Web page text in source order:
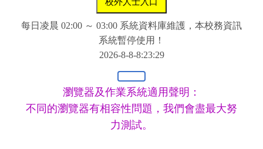
每日凌晨 02:00 ～ 03:00 系統資料庫維護，本校務資訊
系統暫停使用！
2026-8-8-8:23:29
瀏覽器及作業系統適用聲明：
不同的瀏覽器有相容性問題，我們會盡最大努
力測試。